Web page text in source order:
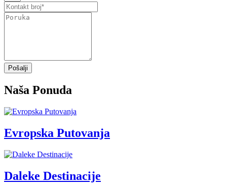
Pošalji
Naša Ponuda
Evropska Putovanja
Daleke Destinacije